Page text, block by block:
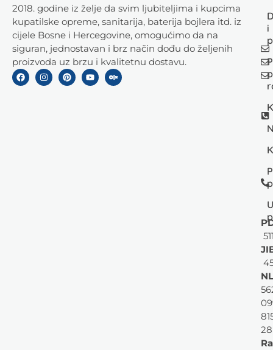
2018. godine iz želje da svim ljubiteljima i kupcima
kupatilske opreme, sanitarija, baterija bojlera itd. iz
cijele Bosne i Hercegovine, omogućimo da na
siguran, jednostavan i brz način dođu do željenih
proizvoda uz brzu i kvalitetnu dostavu.
i
28